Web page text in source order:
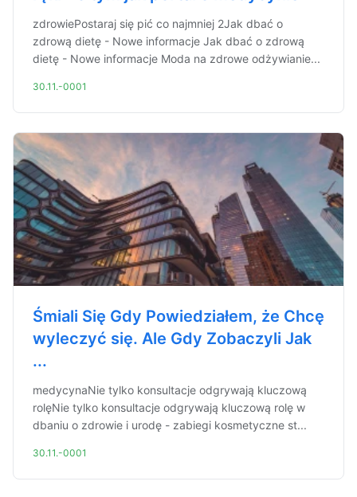
zdrowiePostaraj się pić co najmniej 2Jak dbać o
zdrową dietę - Nowe informacje Jak dbać o zdrową
dietę - Nowe informacje Moda na zdrowe odżywianie...
30.11.-0001
Śmiali Się Gdy Powiedziałem, że Chcę
wyleczyć się. Ale Gdy Zobaczyli Jak
...
medycynaNie tylko konsultacje odgrywają kluczową
rolęNie tylko konsultacje odgrywają kluczową rolę w
dbaniu o zdrowie i urodę - zabiegi kosmetyczne st...
30.11.-0001